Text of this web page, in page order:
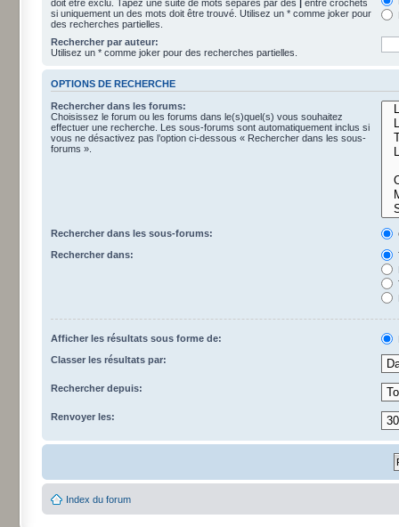
doit être exclu. Tapez une suite de mots séparés par des | entre crochets
si uniquement un des mots doit être trouvé. Utilisez un * comme joker pour
des recherches partielles.
Rechercher par auteur:
Utilisez un * comme joker pour des recherches partielles.
OPTIONS DE RECHERCHE
Rechercher dans les forums:
Choisissez le forum ou les forums dans le(s)quel(s) vous souhaitez
effectuer une recherche. Les sous-forums sont automatiquement inclus si
vous ne désactivez pas l’option ci-dessous « Rechercher dans les sous-
forums ».
Rechercher dans les sous-forums:
Rechercher dans:
Afficher les résultats sous forme de:
Classer les résultats par:
Rechercher depuis:
Renvoyer les:
Index du forum